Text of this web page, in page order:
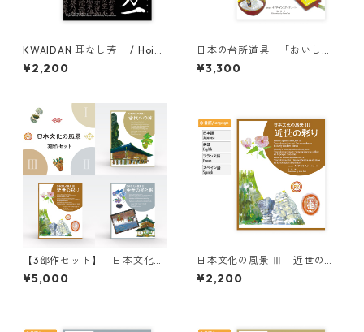
KWAIDAN 耳なし芳一 / Hoich
i-the-Earless
¥2,200
日本の台所道具 「おいし
い」を求めて / Japanese Kit
chen Implements: The Purs
¥3,300
【3部作セット】 日本文化の
風景シリーズ / [Complete Tri
logy] “Scenes of Japanese
¥5,000
日本文化の風景 Ⅲ 近世の彩
り / Scenes of Japanese Cul
ture, Part Ⅲ: Transformatio
¥2,200